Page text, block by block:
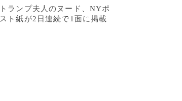
トランプ夫人のヌード、NYポ
スト紙が2日連続で1面に掲載